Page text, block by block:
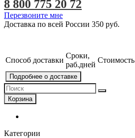
8 800 775 20 72
Перезвоните мне
Доставка по всей России 350 руб.
Способ доставки
Сроки,
раб.дней
Стоимость
Подробнее о доставке
Корзина
Категории